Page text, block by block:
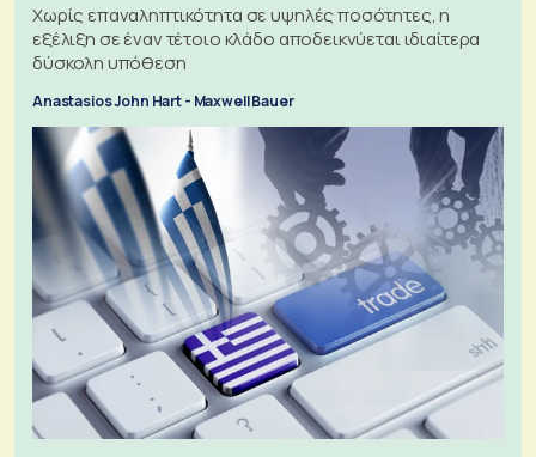
Χωρίς επαναληπτικότητα σε υψηλές ποσότητες, η
εξέλιξη σε έναν τέτοιο κλάδο αποδεικνύεται ιδιαίτερα
δύσκολη υπόθεση
Anastasios John Hart - Maxwell Bauer